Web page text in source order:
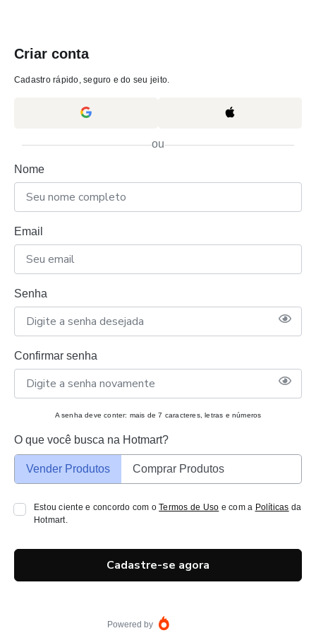
Criar conta
Cadastro rápido, seguro e do seu jeito.
ou
Nome
Email
Senha
Confirmar senha
A senha deve conter: mais de 7 caracteres, letras e números
O que você busca na Hotmart?
Vender Produtos Comprar Produtos
Estou ciente e concordo com oTermos de Uso e com a Políticas da
Hotmart.
Cadastre-se agora
Powered by